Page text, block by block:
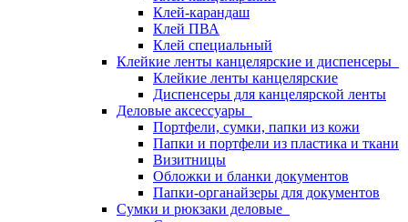
Клей-карандаш
Клей ПВА
Клей специальный
Клейкие ленты канцелярские и диспенсеры
Клейкие ленты канцелярские
Диспенсеры для канцелярской ленты
Деловые аксессуары
Портфели, сумки, папки из кожи
Папки и портфели из пластика и ткани
Визитницы
Обложки и бланки документов
Папки-органайзеры для документов
Сумки и рюкзаки деловые